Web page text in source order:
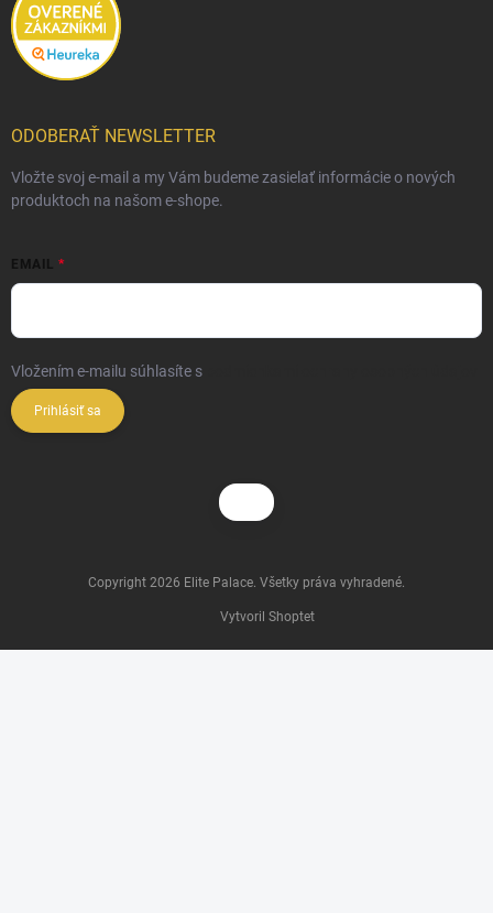
ODOBERAŤ NEWSLETTER
Vložte svoj e-mail a my Vám budeme zasielať informácie o nových
produktoch na našom e-shope.
EMAIL
Vložením e-mailu súhlasíte s
Prihlásiť sa
Vytvoril Shoptet
Copyright 2026 Elite Palace. Všetky práva vyhradené.